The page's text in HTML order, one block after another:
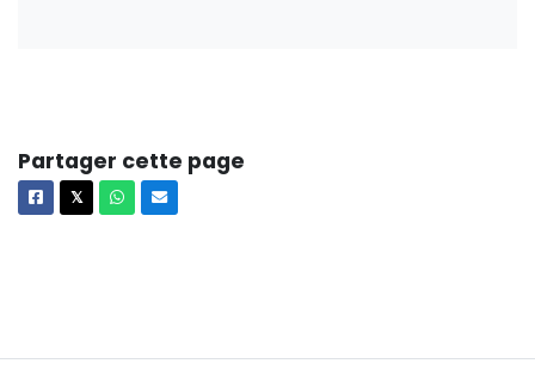
Partager cette page
Facebook
𝕏X Whatsapp
Courriel